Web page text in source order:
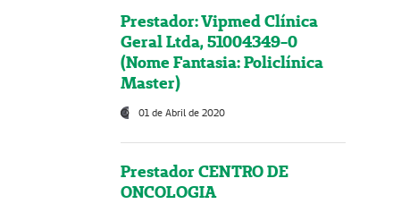
Prestador: Vipmed Clínica
Geral Ltda, 51004349-0
(Nome Fantasia: Policlínica
Master)
01 de Abril de 2020
Prestador CENTRO DE
ONCOLOGIA